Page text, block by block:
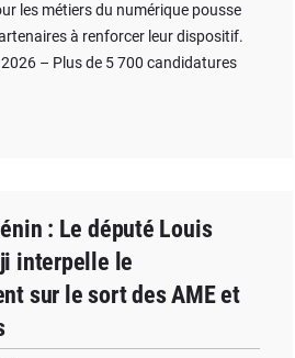
les métiers du numérique pousse
à renforcer leur dispositif.
– Plus de 5 700 candidatures
: Le député Louis
interpelle le
sur le sort des AME et